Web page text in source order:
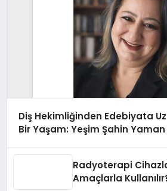
Diş Hekimliğinden Edebiyata
Bir Yaşam: Yeşim Şahin Yaman
Radyoterapi
Amaçlarla